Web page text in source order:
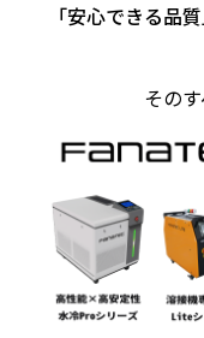
「安心できる品
その